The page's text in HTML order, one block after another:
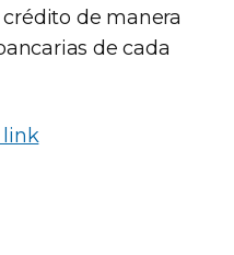
de manera
de cada
link